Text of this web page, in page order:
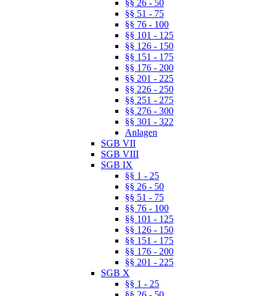
§§ 26 - 50
§§ 51 - 75
§§ 76 - 100
§§ 101 - 125
§§ 126 - 150
§§ 151 - 175
§§ 176 - 200
§§ 201 - 225
§§ 226 - 250
§§ 251 - 275
§§ 276 - 300
§§ 301 - 322
Anlagen
SGB VII
SGB VIII
SGB IX
§§ 1 - 25
§§ 26 - 50
§§ 51 - 75
§§ 76 - 100
§§ 101 - 125
§§ 126 - 150
§§ 151 - 175
§§ 176 - 200
§§ 201 - 225
SGB X
§§ 1 - 25